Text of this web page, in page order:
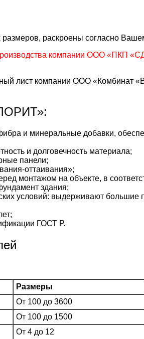
раскроены согласно
компании ООО «ПКП
компании ООО «Комбинат
и минеральные добавки,
и долговечность материала;
панели;
оттаивания»;
монтажом на объекте, в
здания;
условий: выдерживают
ГОСТ Р.
Размеры
От 100 до 3600
От 100 до 1500
От 4 до 12